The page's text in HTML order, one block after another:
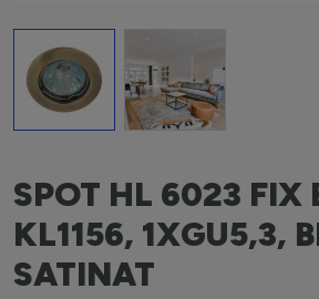
SPOT HL 6023 FIX
KL1156, 1XGU5,3,
SATINAT